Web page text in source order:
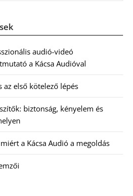
audió-videó
a Kácsa Audióval
az első kötelező lépés
biztonság, kényelem és
a Kácsa Audió a megoldás